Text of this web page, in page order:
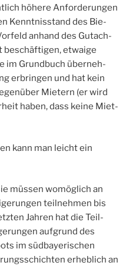
höhe­re Anfor­de­run­gen
Kennt­nis­stand des Bie­
anhand des Gut­ach­
beschäf­ti­gen, etwa­ige
im Grund­buch über­neh­
erbrin­gen und hat kein
Mie­tern (er wird
haben, dass kei­ne Miet­
kann man leicht ein
müs­sen womög­lich an
teil­neh­men bis
Jah­ren hat die Teil­
auf­grund des
im süd­baye­ri­schen
erheb­lich an